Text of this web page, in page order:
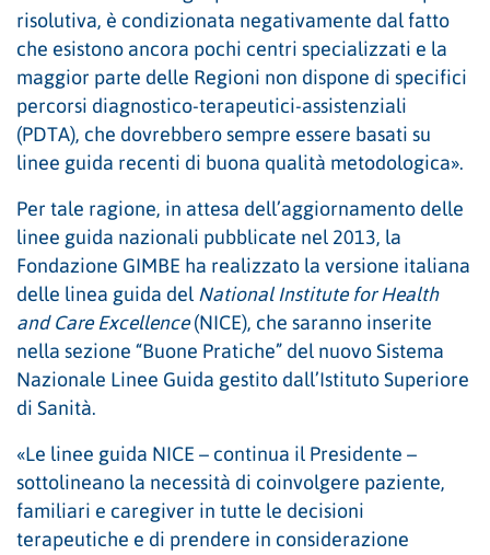
risolutiva, è condizionata negativamente dal fatto
che esistono ancora pochi centri specializzati e la
maggior parte delle Regioni non dispone di specifici
percorsi diagnostico-terapeutici-assistenziali
(PDTA), che dovrebbero sempre essere basati su
linee guida recenti di buona qualità metodologica».
Per tale ragione, in attesa dell’aggiornamento delle
linee guida nazionali pubblicate nel 2013, la
Fondazione GIMBE ha realizzato la versione italiana
delle linea guida del National Institute for Health
and Care Excellence(NICE), che saranno inserite
nella sezione “Buone Pratiche” del nuovo Sistema
Nazionale Linee Guida gestito dall’Istituto Superiore
di Sanità.
«Le linee guida NICE – continua il Presidente –
sottolineano la necessità di coinvolgere paziente,
familiari e caregiver in tutte le decisioni
terapeutiche e di prendere in considerazione